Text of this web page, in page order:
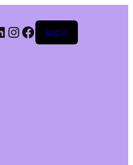
Instagram
Facebook
Login